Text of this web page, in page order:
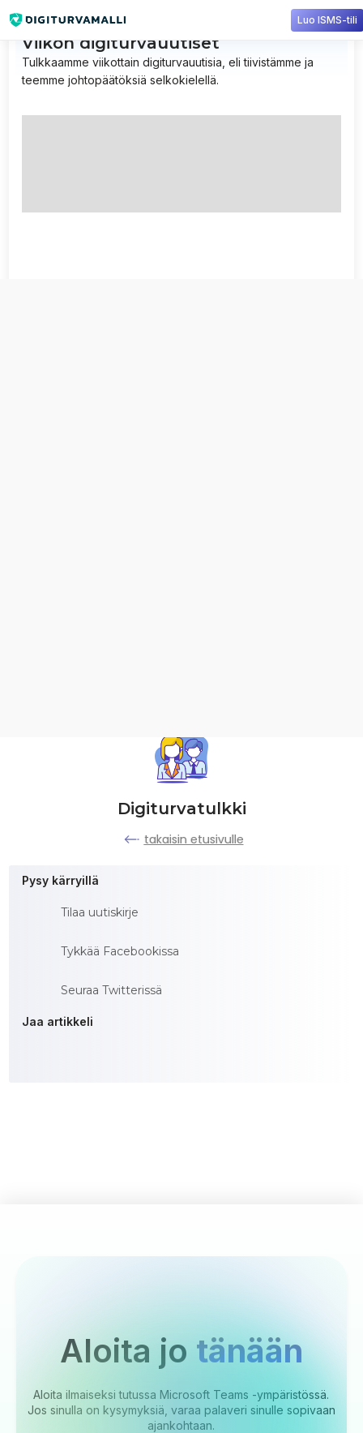
Digiturvatulkki
takaisin etusivulle
Pysy kärryillä
Tilaa uutiskirje
Tykkää Facebookissa
Seuraa Twitterissä
Jaa artikkeli
Viikon digiturvauutiset
Tulkkaamme viikottain digiturvauutisia, eli tiivistämme ja
teemme johtopäätöksiä selkokielellä.
Luo ISMS-tili
Aloita jo tänään
Aloita ilmaiseksi tutussa Microsoft Teams -ympäristössä.
Jos sinulla on kysymyksiä, varaa palaveri sinulle sopivaan
ajankohtaan.